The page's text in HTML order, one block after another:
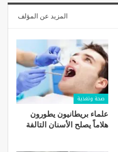
المزيد عن المؤلف
صحة وتغذية
علماء بريطانيون يطورون
هلاماً يصلح الأسنان التالفة